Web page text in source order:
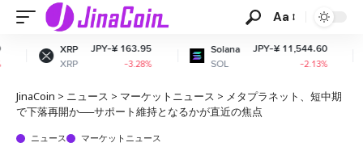
Aa
¥ 163.95
-3.28%
Solana
SOL
JPY-¥ 11,544.60
-2.13%
Dogecoin
DOGE
JinaCoin > ニュース > マーケットニュース > メタプラネット、短中期
で下落再開か──サポート維持となるかが直近の焦点
ニュース マーケットニュース